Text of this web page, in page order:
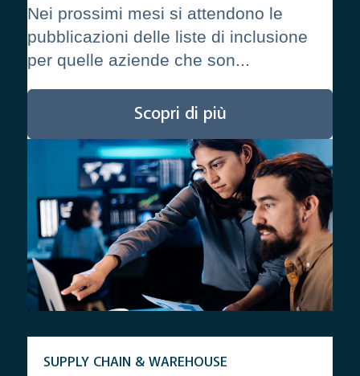
Nei prossimi mesi si attendono le
pubblicazioni delle liste di inclusione
per quelle aziende che son...
Scopri di più
SUPPLY CHAIN & WAREHOUSE